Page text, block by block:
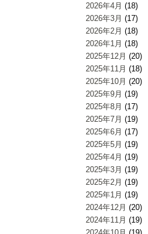
2026年4月 (18)
2026年3月 (17)
2026年2月 (18)
2026年1月 (18)
2025年12月 (20)
2025年11月 (18)
2025年10月 (20)
2025年9月 (19)
2025年8月 (17)
2025年7月 (19)
2025年6月 (17)
2025年5月 (19)
2025年4月 (19)
2025年3月 (19)
2025年2月 (19)
2025年1月 (19)
2024年12月 (20)
2024年11月 (19)